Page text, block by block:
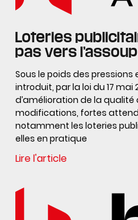
Loteries
pas vers
Sous le poids des
introduit, par la loi du 17 mai
d’amélioration de la qualité
modifications, fortes
notamment les loteries
elles en pratique
Lire l'article